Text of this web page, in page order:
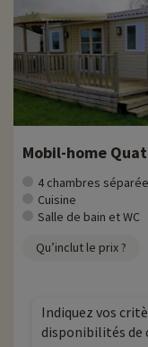
Mobil-home
4 chambres
Cuisine
Salle de bain et WC
Qu’inclut le prix ?
Indiquez vos
disponibilités de